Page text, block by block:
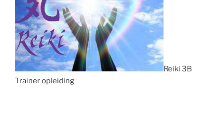
Reiki 3B
Trainer opleiding